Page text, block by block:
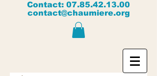
Contact: 07.85.42.13.00
contact@chaumiere.org